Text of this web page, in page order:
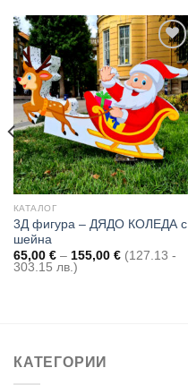
Add to
wishlist
КАТАЛОГ
3Д фигура – ДЯДО КОЛЕДА с
шейна
65,00 € – 155,00 €Price
range:
(127.13 -
303.15 лв.)
КАТЕГОРИИ